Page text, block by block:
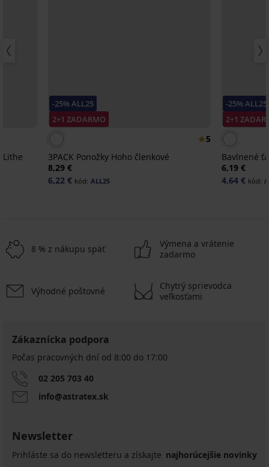
Lithe
-25% ALL25
2+1 ZADARMO
5
3PACK Ponožky Hoho členkové
8,29 €
6,22 € kód: ALL25
-25% ALL25
2+1
Bavlnené
6,19 €
4,64 € kód:
8 % z nákupu späť
Výmena a vrátenie
zadarmo
Výhodné poštovné
Chytrý sprievodca
veľkosťami
Zákaznícka podpora
Počas pracovných dní od 8:00 do 17:00
02 205 703 40
info@astratex.sk
Newsletter
Prihláste sa do newsletteru a získajte najhorúcejšie novinky